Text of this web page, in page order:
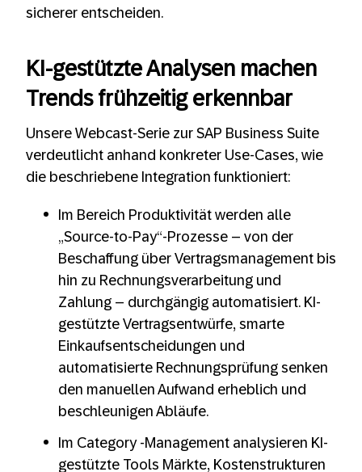
sicherer entscheiden.
KI-gestützte Analysen machen
Trends frühzeitig erkennbar
Unsere Webcast-Serie zur SAP Business Suite
verdeutlicht anhand konkreter Use-Cases, wie
die beschriebene Integration funktioniert:
Im Bereich Produktivität werden alle
„Source-to-Pay“-Prozesse – von der
Beschaffung über Vertragsmanagement bis
hin zu Rechnungsverarbeitung und
Zahlung – durchgängig automatisiert. KI-
gestützte Vertragsentwürfe, smarte
Einkaufsentscheidungen und
automatisierte Rechnungsprüfung senken
den manuellen Aufwand erheblich und
beschleunigen Abläufe.
Im Category -Management analysieren KI-
gestützte Tools Märkte, Kostenstrukturen